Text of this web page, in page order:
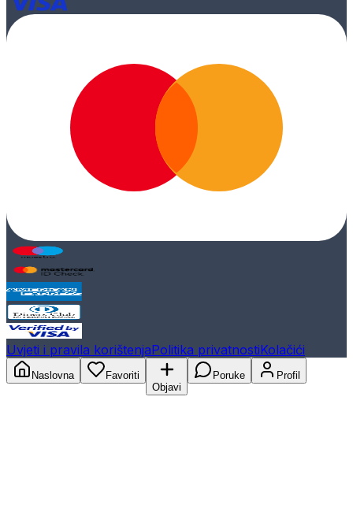
Uvjeti i pravila korištenjaPolitika privatnostiKolačići
Naslovna
Favoriti
Objavi
Poruke Profil